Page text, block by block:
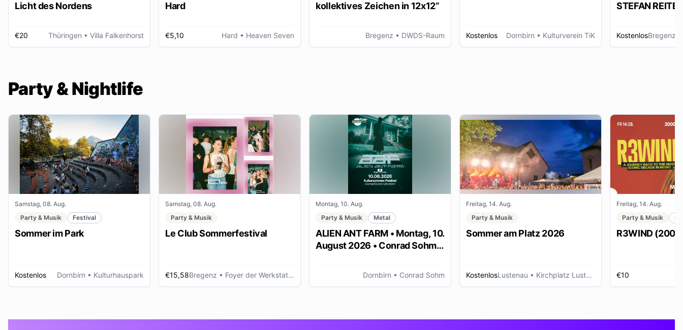
Licht des Nordens
€20 Thüringen • Villa Falkenhorst
Hard
€5,10 Hard • Heaven Seven
kollektives Zeichen in 12x12“
Bregenz • DWDS-Raum Kostenlos Dornbirn • Kulturverein TiK
STEFAN
KostenlosBregenz
Party & Nightlife
Samstag, 08. Aug.
Party & Musik
Festival
Sommer im Park
Kostenlos Dornbirn • Kulturhauspark
Samstag, 08. Aug.
Party & Musik
Le Club Sommerfestival
€15,58Bregenz • Foyer der Werkstattbühne, Bregenz (AT)
Montag, 10. Aug.
Party & Musik
Metal
ALIEN ANT FARM • Montag, 10.
August 2026 • Conrad Sohm
Dornbirn • Conrad Sohm
Freitag, 14. Aug.
Party & Musik
Sommer am Platz 2026
KostenlosLustenau • Kirchplatz Lustenau
Freitag, 14. Aug.
Party & Musik
R3WIND
€10